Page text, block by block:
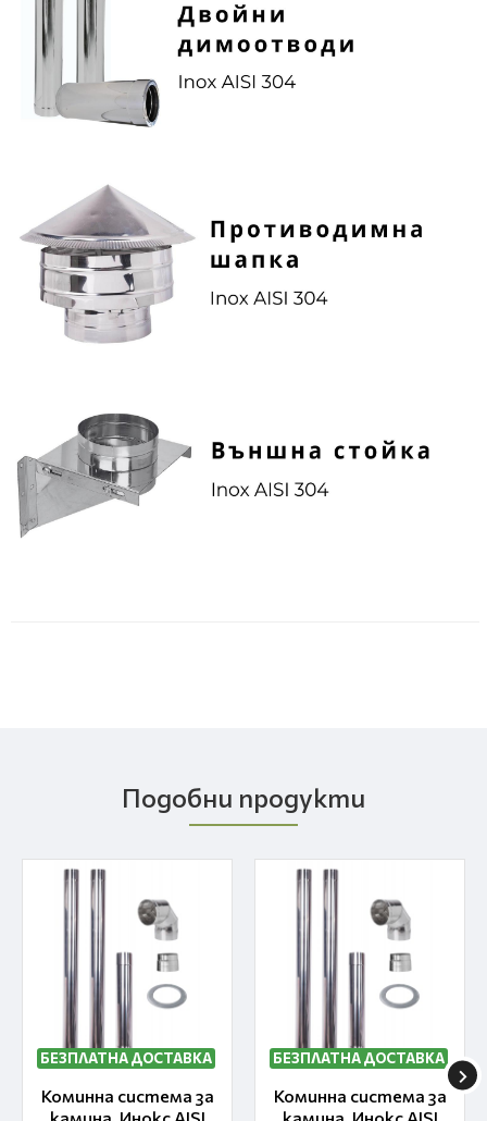
Подобни продукти
БЕЗПЛАТНА ДОСТАВКА
Коминна система за
БЕЗПЛАТНА ДОСТАВКА
Коминна система за